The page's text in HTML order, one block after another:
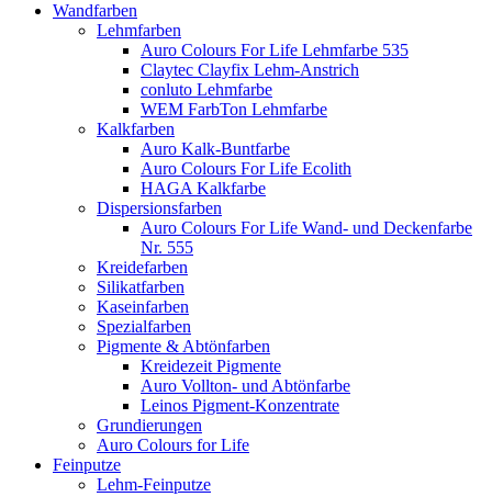
Wandfarben
Lehmfarben
Auro Colours For Life Lehmfarbe 535
Claytec Clayfix Lehm-Anstrich
conluto Lehmfarbe
WEM FarbTon Lehmfarbe
Kalkfarben
Auro Kalk-Buntfarbe
Auro Colours For Life Ecolith
HAGA Kalkfarbe
Dispersionsfarben
Auro Colours For Life Wand- und Deckenfarbe
Nr. 555
Kreidefarben
Silikatfarben
Kaseinfarben
Spezialfarben
Pigmente & Abtönfarben
Kreidezeit Pigmente
Auro Vollton- und Abtönfarbe
Leinos Pigment-Konzentrate
Grundierungen
Auro Colours for Life
Feinputze
Lehm-Feinputze